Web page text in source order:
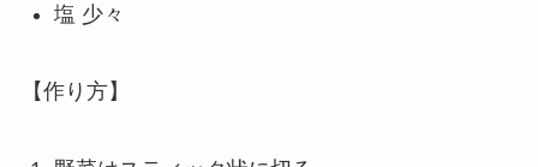
塩 少々
【作り方】